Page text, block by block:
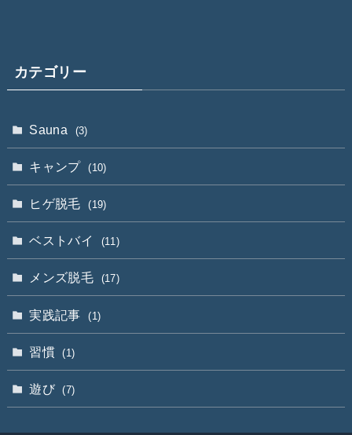
カテゴリー
Sauna (3)
キャンプ (10)
ヒゲ脱毛 (19)
ベストバイ (11)
メンズ脱毛 (17)
実践記事 (1)
習慣 (1)
遊び (7)